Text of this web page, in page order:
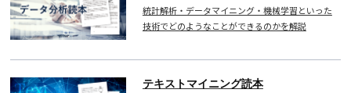
統計解析・データマイニング・機械学習といった
技術でどのようなことができるのかを解説
テキストマイニング読本